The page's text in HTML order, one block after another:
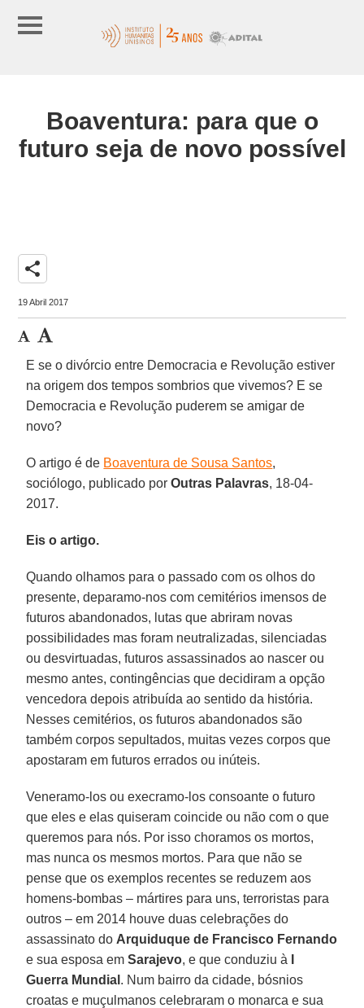
Boaventura: para que o
futuro seja de novo possível
share
19 Abril 2017
E se o divórcio entre Democracia e Revolução estiver
na origem dos tempos sombrios que vivemos? E se
Democracia e Revolução puderem se amigar de
novo?
O artigo é de Boaventura de Sousa Santos,
sociólogo, publicado porOutras Palavras, 18-04-
2017.
Eis o artigo.
Quando olhamos para o passado com os olhos do
presente, deparamo-nos com cemitérios imensos de
futuros abandonados, lutas que abriram novas
possibilidades mas foram neutralizadas, silenciadas
ou desvirtuadas, futuros assassinados ao nascer ou
mesmo antes, contingências que decidiram a opção
vencedora depois atribuída ao sentido da história.
Nesses cemitérios, os futuros abandonados são
também corpos sepultados, muitas vezes corpos que
apostaram em futuros errados ou inúteis.
Veneramo-los ou execramo-los consoante o futuro
que eles e elas quiseram coincide ou não com o que
queremos para nós. Por isso choramos os mortos,
mas nunca os mesmos mortos. Para que não se
pense que os exemplos recentes se reduzem aos
homens-bombas – mártires para uns, terroristas para
outros – em 2014 houve duas celebrações do
assassinato do Arquiduque de Francisco Fernando
e sua esposa emSarajevo, e que conduziu à
Guerra Mundial . Num bairro da cidade, bósnios
croatas e muçulmanos celebraram o monarca e sua